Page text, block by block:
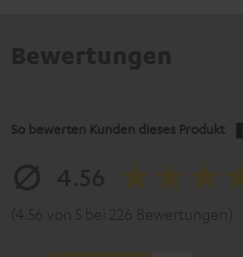
So bewerten Kunden dieses Produkt